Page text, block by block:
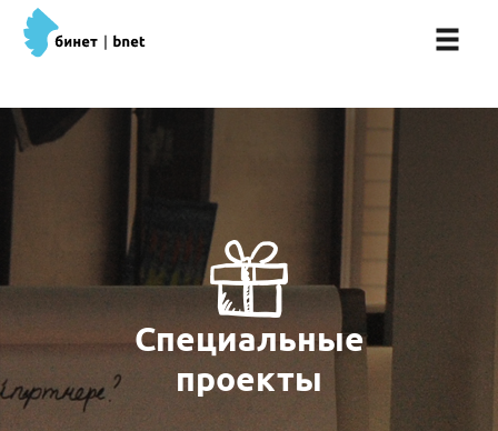
Специальные
проекты